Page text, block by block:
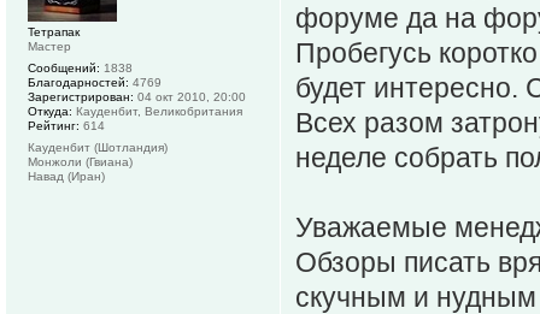
форуме да на
Пробегусь
будет интересно.
Всех разом
неделе собрать
Уважаемые
Обзоры писать
скучным и
Тетрапак
Мастер
Сообщений: 1838
Благодарностей: 4769
Зарегистрирован: 04 окт 2010, 20:00
Откуда: Кауденбит, Великобритания
Рейтинг: 614
Кауденбит (Шотландия)
Монжоли (Гвиана)
Навад (Иран)